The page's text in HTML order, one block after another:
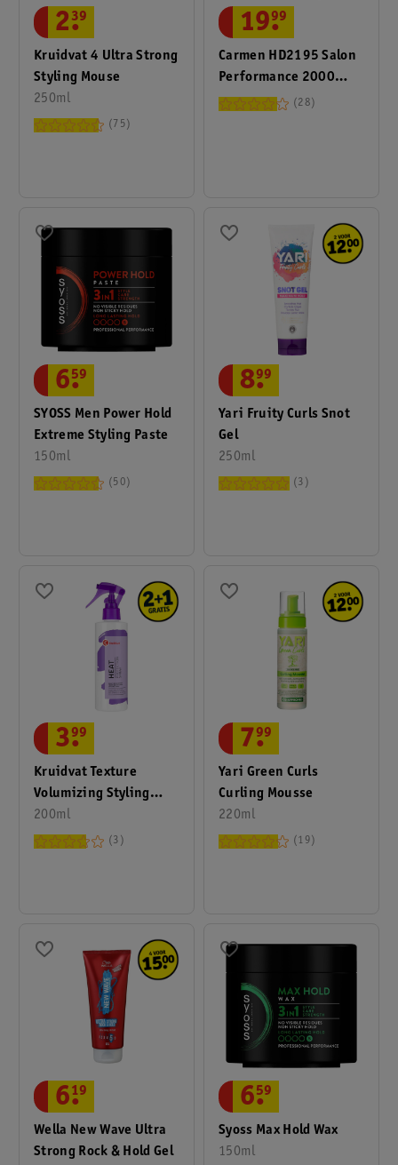
Kruidvat 4 Ultra Strong
Styling Mouse
250ml
2.
39
75
Carmen HD2195 Salon
Performance 2000
Föhn
19.
99
28
SYOSS Men Power Hold
Extreme Styling Paste
150ml
6.
59
50
Yari Fruity Curls Snot
Gel
250ml
8.
99
3
Kruidvat Texture
Volumizing Styling
Spray
200ml
3.
99
3
Yari Green Curls
Curling Mousse
220ml
7.
99
19
Wella New Wave Ultra
Strong Rock & Hold Gel
6.
19
Syoss Max Hold Wax
150ml
6.
59